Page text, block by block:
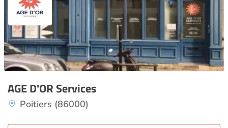
AGE D'OR Services
Poitiers (86000)